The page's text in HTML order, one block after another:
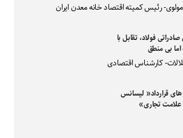
رئیس کمیته اقتصاد خانه معدن ایران
فولاد، تقابل با
بی منطق
کارشناس اقتصادی
های قرارداد« لیسانس
علامت تجاری»